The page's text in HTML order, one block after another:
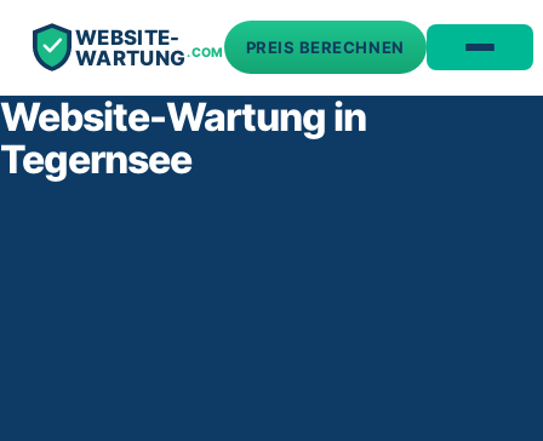
WEBSITE-
WARTUNG.COM PREIS BERECHNEN
Website-Wartung in
Tegernsee